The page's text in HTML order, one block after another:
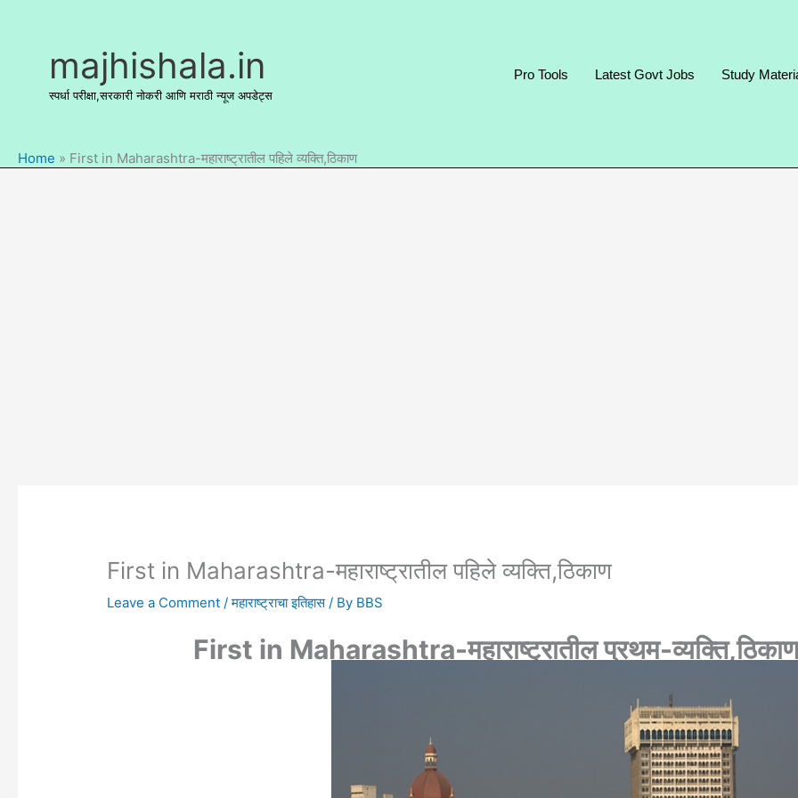
majhishala.in
स्पर्धा परीक्षा,सरकारी नोकरी आणि मराठी न्यूज अपडेट्स
Pro Tools Latest Govt Jobs Study
Home » First in Maharashtra-महाराष्ट्रातील पहिले व्यक्ति,ठिकाण
First in Maharashtra-महाराष्ट्रातील पहिले व्यक्ति,ठिकाण
Leave a Comment /महाराष्ट्राचा इतिहास/ By BBS
First in Maharashtra-महाराष्ट्रातील प्रथम-